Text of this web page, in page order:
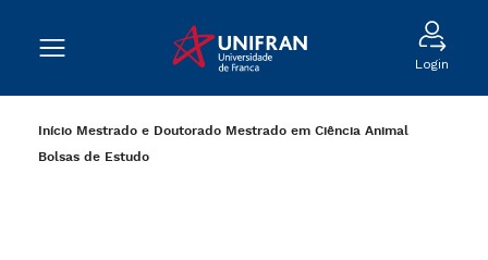
Login
Início Mestrado e Doutorado Mestrado em Ciência Animal
Bolsas de Estudo